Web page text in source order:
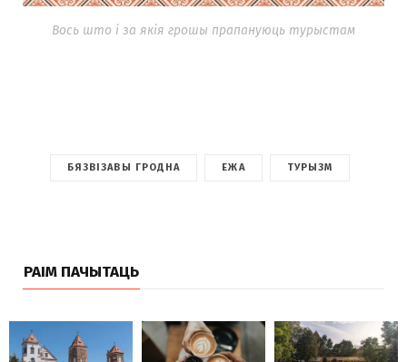
Вось што і за якія грошы прапануюць турыстам
БЯЗВІЗАВЫ ГРОДНА ЕЖА ТУРЫЗМ
РАІМ ПАЧЫТАЦЬ